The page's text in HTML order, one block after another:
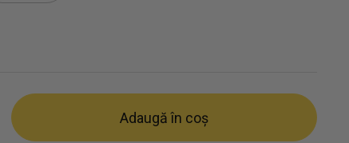
Adaugă în coș